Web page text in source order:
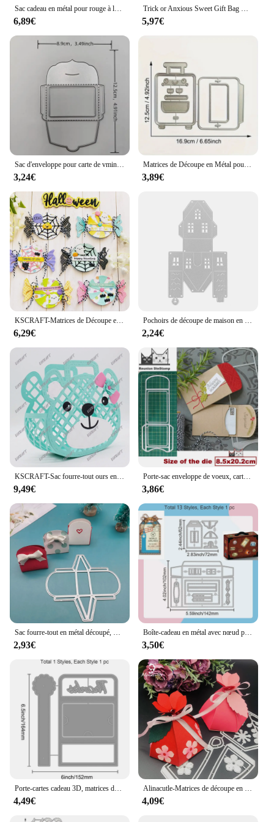
Sac cadeau en métal pour rouge à lèvres, matrices de découpe en métal, bricolage carte de Scrapbooking, pochoir en papier artisanal, décoration faite à la main pour manuel d'album
6,89€
Trick or Anxious Sweet Gift Bag Metal Dies Cutting, 2021 Card Executive Scrapbooking Stencils Crafts
5,97€
Sac d'enveloppe pour carte de vministériels x, outil de découpe pour bricolage manuel, scrapbooking, nouvelle collection 2024
3,24€
Matrices de Découpe en Métal pour Bagages, Décoration de Scrapbooking, Cailloux Faits à la Main, Carte de Bricolage, Moule, Modèle Artisanal, Cadeaux pour Enfants, Nouvelle Collection 2024
3,89€
6,29€ 2,24€
9,49€
Porte-sac enveloppe de voeux, carte-cadeau confortable, matrices de découpe en métal, scrapbooking, papier, album photo, artisanat, cartes de moule, pochoirs à poinçonner
3,86€
2,93€
Boîte-cadeau en métal avec nœud papillon, matrices de découpe, découpes de bonbons, boîte-cadeau creuse, découpes de sac en métal pour bricolage, scrapbooking, album photo, 2 pièces
3,50€
4,49€ 4,09€